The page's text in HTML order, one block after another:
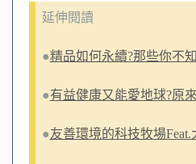
延伸閱讀
●精品如何永續?那些你不
●有益健康又能愛地球?原
●友善環境的科技牧場Feat.